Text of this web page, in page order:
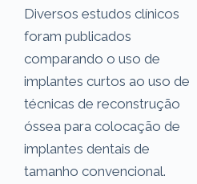
Diversos estudos clínicos
foram publicados
comparando o uso de
implantes curtos ao uso de
técnicas de reconstrução
óssea para colocação de
implantes dentais de
tamanho convencional.